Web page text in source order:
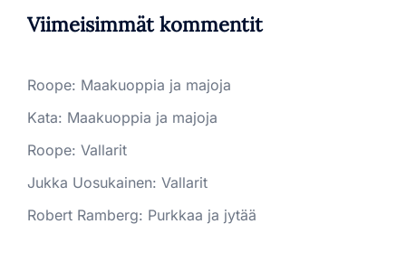
Viimeisimmät kommentit
Roope: Maakuoppia ja majoja
Kata: Maakuoppia ja majoja
Roope: Vallarit
Jukka Uosukainen: Vallarit
Robert Ramberg: Purkkaa ja jytää